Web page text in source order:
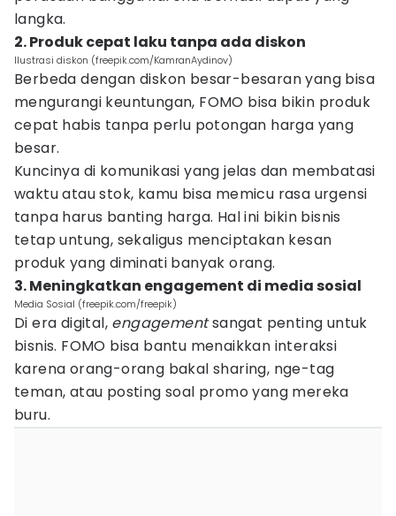
langka.
2. Produk cepat laku tanpa ada diskon
Ilustrasi diskon (freepik.com/KamranAydinov)
Berbeda dengan diskon besar-besaran yang bisa
mengurangi keuntungan, FOMO bisa bikin produk
cepat habis tanpa perlu potongan harga yang
besar.
Kuncinya di komunikasi yang jelas dan membatasi
waktu atau stok, kamu bisa memicu rasa urgensi
tanpa harus banting harga. Hal ini bikin bisnis
tetap untung, sekaligus menciptakan kesan
produk yang diminati banyak orang.
3. Meningkatkan engagement di media sosial
Media Sosial (freepik.com/freepik)
Di era digital, engagementsangat penting untuk
bisnis. FOMO bisa bantu menaikkan interaksi
karena orang-orang bakal sharing, nge-tag
teman, atau posting soal promo yang mereka
buru.